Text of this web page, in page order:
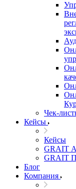
Чек-
Кейсы
Кейсы
GRAIT
GRAIT
Блог
Компания